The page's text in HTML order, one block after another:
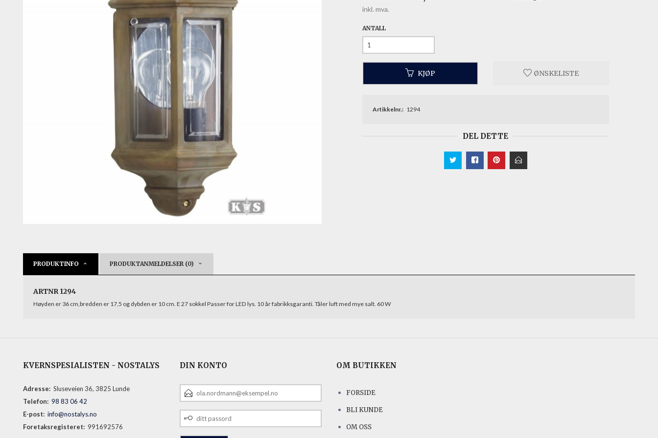
inkl. mva.
ANTALL
KJØP ØNSKELISTE
Artikkelnr.: 1294
DEL DETTE
PRODUKTINFO PRODUKTANMELDELSER (0)
ARTNR 1294
Høyden er 36 cm,bredden er 17,5 og dybden er 10 cm. E 27 sokkel Passer for LED lys. 10 år fabrikksgaranti. Tåler luft med mye salt. 60 W
KVERNSPESIALISTEN - NOSTALYS
Adresse: Sluseveien 36, 3825 Lunde
Telefon: 98 83 06 42
E-post: info@nostalys.no
Foretaksregisteret: 991692576
DIN KONTO
POSTADRESSE
PASSORD
OM BUTIKKEN
FORSIDE
BLI KUNDE
OM OSS